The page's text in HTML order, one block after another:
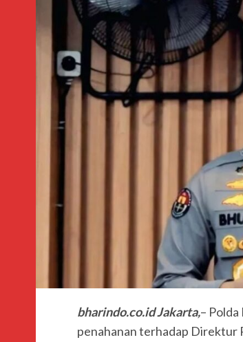
bharindo.co.id Jakarta,–
penahanan terhadap Direktur